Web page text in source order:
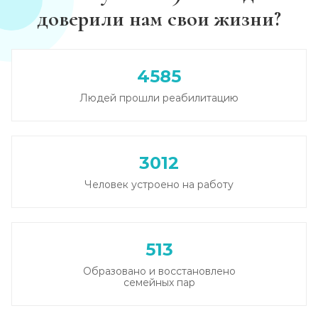
Экстренное вытрезвление
Прокапаться от алкоголя
Записаться
Круглосуточный вывод из запоя
доверили нам свои жизни?
4585
Людей прошли реабилитацию
3012
Человек устроено на работу
513
Образовано и восстановлено
семейных пар